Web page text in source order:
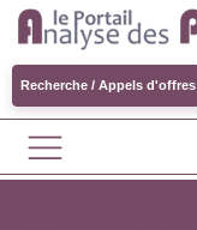
Recherche / Appels d'offres